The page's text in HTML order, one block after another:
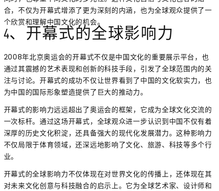
合，不仅为开幕式增添了更为深刻的内涵，也为全球观众提供了一
个欣赏和理解中国文化的机会。
4、开幕式的全球影响力
2008年北京奥运会的开幕式不仅是中国文化的重要展示平台，也
通过其震撼的艺术表现和创新的科技手段，引发了全球范围内的关
注与讨论。开幕式的成功不仅让世界看到了中国的文化软实力，也
为中国的国际形象塑造提供了巨大的推动力。
开幕式的影响力远远超出了奥运会的框架，它成为全球文化交流的
一次标杆。通过这场开幕式，全球观众进一步认识到中国不仅有着
深厚的历史文化积淀，还具备强大的现代化发展潜力。这种影响力
不仅局限于体育领域，还深远地影响了文化、旅游、科技等多个行
业。
开幕式的全球影响力不仅体现在对世界文化的传播上，还体现在其
对未来文化创意与科技融合的启示上。它为全球艺术家、设计师和